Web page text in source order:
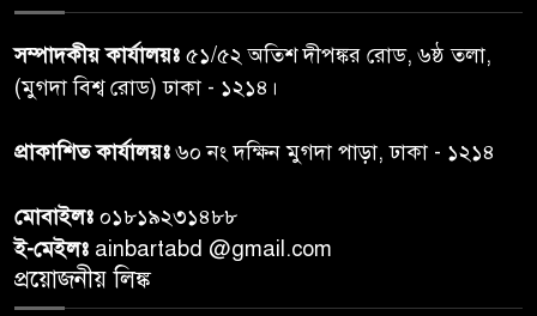
অনুশ্রীর, মিলল হারমোনিয়াম
উপহার
৭
২০ আগস্ট রাষ্ট্রপতি নির্বাচন,
বান্দরবান বিজিবি সেক্টর সদর দপ্তর
৯
সম্পাদকীয় কার্যালয়ঃ ৫১/৫২ অতিশ দীপঙ্কর রোড, ৬ষ্ঠ তলা,
(মুগদা বিশ্ব রোড) ঢাকা - ১২১৪।
প্রাকাশিত কার্যালয়ঃ৬০ নং দক্ষিন মুগদা পাড়া, ঢাকা - ১২১৪
মোবাইলঃ ০১৮১৯২৩১৪৮৮
ই-মেইলঃ ainbartabd @gmail.com
প্রয়োজনীয় লিঙ্ক